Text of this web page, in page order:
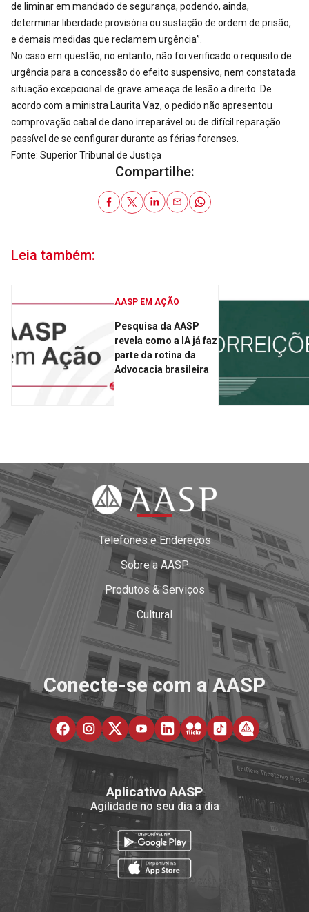
de liminar em mandado de segurança, podendo, ainda,
determinar liberdade provisória ou sustação de ordem de prisão,
e demais medidas que reclamem urgência”.
No caso em questão, no entanto, não foi verificado o requisito de
urgência para a concessão do efeito suspensivo, nem constatada
situação excepcional de grave ameaça de lesão a direito. De
acordo com a ministra Laurita Vaz, o pedido não apresentou
comprovação cabal de dano irreparável ou de difícil reparação
passível de se configurar durante as férias forenses.
Fonte: Superior Tribunal de Justiça
Compartilhe:
Leia também:
AASP EM AÇÃO
Pesquisa da AASP
revela como a IA já faz
parte da rotina da
Advocacia brasileira
Telefones e Endereços
Sobre a AASP
Produtos & Serviços
Cultural
Conecte-se com a AASP
Aplicativo AASP
Agilidade no seu dia a dia